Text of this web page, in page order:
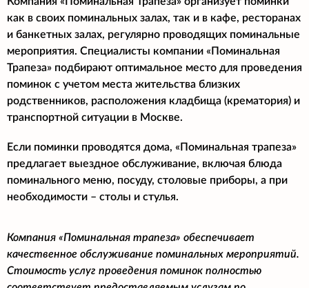
как в своих поминальных залах, так и в кафе, ресторанах
и банкетных залах, регулярно проводящих поминальные
мероприятия. Специалисты компании «Поминальная
Трапеза» подбирают оптимальное место для проведения
поминок с учетом места жительства близких
родственников, расположения кладбища (крематория) и
транспортной ситуации в Москве.
Если поминки проводятся дома, «Поминальная трапеза»
предлагает выездное обслуживание, включая блюда
поминального меню, посуду, столовые приборы, а при
необходимости – столы и стулья.
Компания «Поминальная трапеза» обеспечивает
качественное обслуживание поминальных мероприятий.
Стоимость услуг проведения поминок полностью